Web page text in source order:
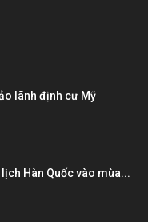
lãnh định cư Mỹ
Hàn Quốc vào mùa...